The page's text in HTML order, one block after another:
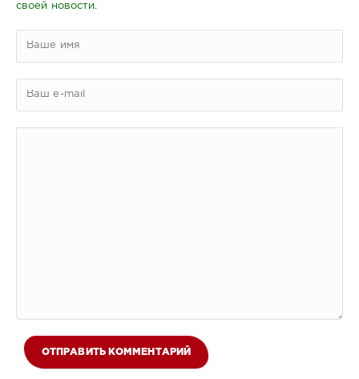
своей новости.
ОТПРАВИТЬ КОММЕНТАРИЙ